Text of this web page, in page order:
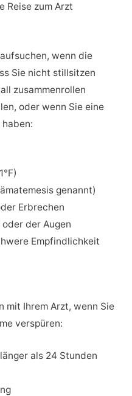
Reise zum Arzt
wenn die
Sie nicht stillsitzen
zusammenrollen
oder wenn Sie eine
genannt)
Erbrechen
der Augen
Empfindlichkeit
mit Ihrem Arzt, wenn Sie
verspüren:
als 24 Stunden